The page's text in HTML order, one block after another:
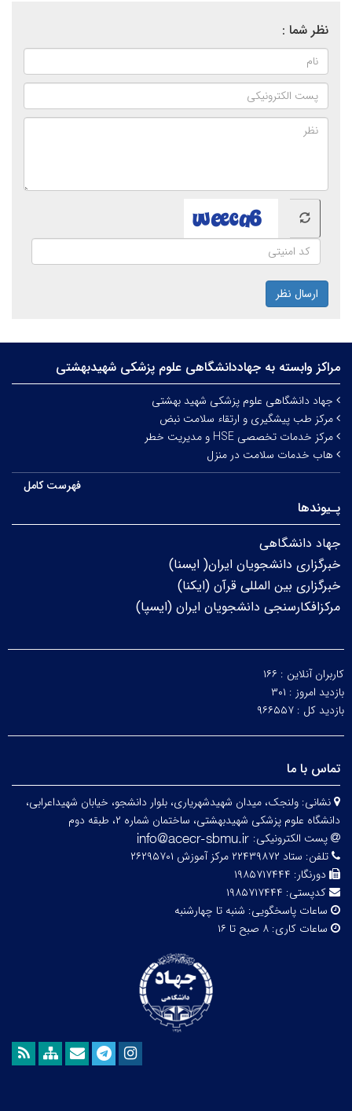
نظر شما :
ارسال نظر
مراکز وابسته به جهاددانشگاهی علوم‌ پزشکی شهیدبهشتی
جهاد دانشگاهی علوم پزشکی شهید بهشتی
مرکز طب پیشگیری و ارتقاء سلامت نبض
مرکز خدمات تخصصی HSE و مدیریت خطر
هاب خدمات سلامت در منزل
فهرست کامل
پـیوندها
جهاد دانشگاهی
خبرگزاری دانشجویان ایران( ایسنا)
خبرگزاری بین المللی قرآن (ایکنا)
مرکزافکارسنجی دانشجویان ایران (ایسپا)
کاربران آنلاین : ۱۶۶
بازدید امروز : ۳۰۱
بازدید کل : ۹۶۶۵۵۷
تماس با ما
نشانی: ولنجک، میدان شهیدشهریاری، بلوار دانشجو، خیابان شهیداعرابی،
دانشگاه علوم پزشکی شهیدبهشتی، ساختمان شماره ۲، طبقه دوم
پست الکترونیکی:
تلفن: ستاد ۲۲۴۳۹۸۷۲ مرکز آموزش ۲۶۲۹۵۷۰۱
دورنگار: ۱۹۸۵۷۱۷۴۴۴
کدپستی: ۱۹۸۵۷۱۷۴۴۴
ساعات پاسخگویی: شنبه تا چهارشنبه
ساعات کاری: ۸ صبح تا ۱۶